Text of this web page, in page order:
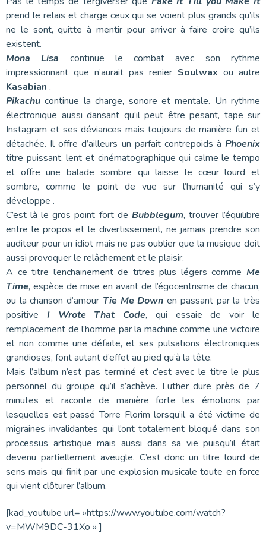
prend le relais et charge ceux qui se voient plus grands qu’ils
ne le sont, quitte à mentir pour arriver à faire croire qu’ils
existent.
Mona Lisa continue le combat avec son rythme
impressionnant que n’aurait pas renier Soulwax ou autre
Kasabian .
Pikachu continue la charge, sonore et mentale. Un rythme
électronique aussi dansant qu’il peut être pesant, tape sur
Instagram et ses déviances mais toujours de manière fun et
détachée. Il offre d’ailleurs un parfait contrepoids à Phoenix
titre puissant, lent et cinématographique qui calme le tempo
et offre une balade sombre qui laisse le cœur lourd et
sombre, comme le point de vue sur l’humanité qui s’y
développe .
C’est là le gros point fort de Bubblegum, trouver l’équilibre
entre le propos et le divertissement, ne jamais prendre son
auditeur pour un idiot mais ne pas oublier que la musique doit
aussi provoquer le relâchement et le plaisir.
A ce titre l’enchainement de titres plus légers comme Me
Time, espèce de mise en avant de l’égocentrisme de chacun,
ou la chanson d’amour Tie Me Down en passant par la très
positive I Wrote That Code, qui essaie de voir le
remplacement de l’homme par la machine comme une victoire
et non comme une défaite, et ses pulsations électroniques
grandioses, font autant d’effet au pied qu’à la tête.
Mais l’album n’est pas terminé et c’est avec le titre le plus
personnel du groupe qu’il s’achève. Luther dure près de 7
minutes et raconte de manière forte les émotions par
lesquelles est passé Torre Florim lorsqu’il a été victime de
migraines invalidantes qui l’ont totalement bloqué dans son
processus artistique mais aussi dans sa vie puisqu’il était
devenu partiellement aveugle. C’est donc un titre lourd de
sens mais qui finit par une explosion musicale toute en force
qui vient clôturer l’album.
[kad_youtube url= »https://www.youtube.com/watch?
v=MWM9DC-31Xo » ]